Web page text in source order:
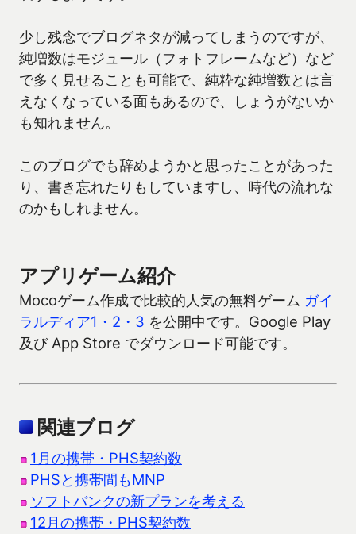
少し残念でブログネタが減ってしまうのですが、
純増数はモジュール（フォトフレームなど）など
で多く見せることも可能で、純粋な純増数とは言
えなくなっている面もあるので、しょうがないか
も知れません。
このブログでも辞めようかと思ったことがあった
り、書き忘れたりもしていますし、時代の流れな
のかもしれません。
アプリゲーム紹介
Mocoゲーム作成で比較的人気の無料ゲーム ガイ
ラルディア1・2・3 を公開中です。Google Play
及び App Store でダウンロード可能です。
関連ブログ
1月の携帯・PHS契約数
PHSと携帯間もMNP
ソフトバンクの新プランを考える
12月の携帯・PHS契約数